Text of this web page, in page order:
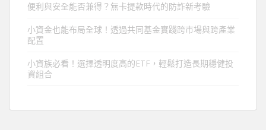
便利與安全能否兼得？無卡提款時代的防詐新考驗
小資金也能布局全球！透過共同基金實踐跨市場與跨產業
配置
小資族必看！選擇透明度高的ETF，輕鬆打造長期穩健投
資組合